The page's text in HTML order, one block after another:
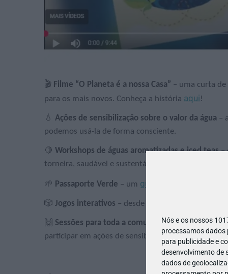
Nós e os nossos
processamos
para publicidade e
desenvolvimento de
dados de
🎬 Filme “O Planeta é a nossa Casa” – uma curta
para os mais novos. Conheça a história aqui!
💧 Ações de sensibilização sobre o valor da água –
podemos usá-la de forma consciente.
🍋 Workshops de águas aromatizadas e iced teas–
torneira, saudável e sustentável.
🌱 Passaporte Verde – um guia
🎲 Jogos interativos – desde quiz a jogos de chão
🙌 Sessões para toda a comunidade escolar–
participar em ações de sensibilização.